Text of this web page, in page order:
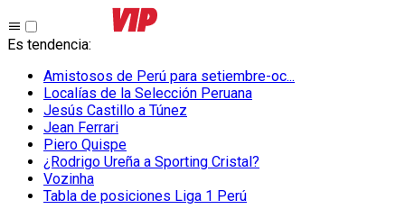
Es tendencia:
Amistosos de Perú para setiembre-oc...
Localías de la Selección Peruana
Jesús Castillo a Túnez
Jean Ferrari
Piero Quispe
¿Rodrigo Ureña a Sporting Cristal?
Vozinha
Tabla de posiciones Liga 1 Perú